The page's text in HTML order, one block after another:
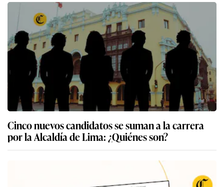
Cinco nuevos candidatos se suman a la carrera
por la Alcaldía de Lima: ¿Quiénes son?